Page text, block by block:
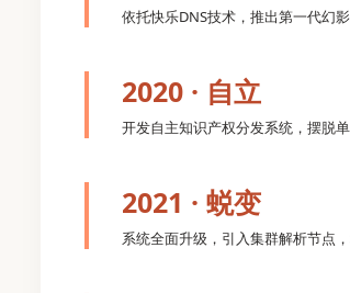
依托快乐DNS技术，推出第一代幻
2020 · 自立
开发自主知识产权分发系统，摆脱
2021 · 蜕变
系统全面升级，引入集群解析节点